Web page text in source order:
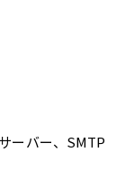
ーバー、SMTP